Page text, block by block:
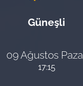
Güneşli
09 Ağustos
17:15